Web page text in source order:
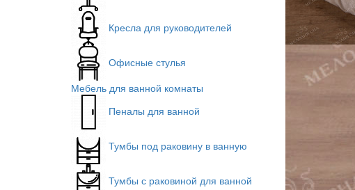
Кресла для руководителей
Офисные стулья
Мебель для ванной комнаты
Пеналы для ванной
Тумбы под раковину в ванную
Тумбы с раковиной для ванной